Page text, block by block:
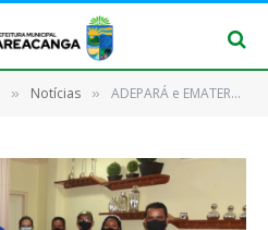
» Notícias » ADEPARÁ e EMATER discutem parcerias com o governo municipal para alavancar a vacinação dos rebanhos bovinos